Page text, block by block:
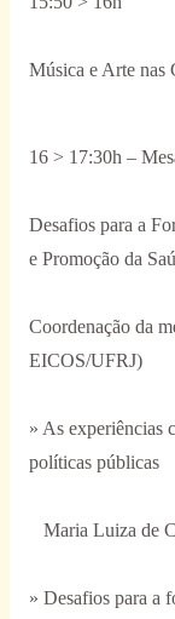
Música e Arte nas
16 > 17:30h –
Desafios para a
e Promoção da
Coordenação da
EICOS/UFRJ)
» As experiências
políticas públicas
Maria Luiza de
» Desafios para a